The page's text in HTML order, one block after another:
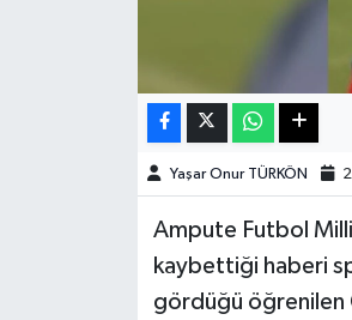
Yaşar Onur TÜRKÖN
Ampute Futbol Milli
kaybettiği haberi
gördüğü öğrenilen
SürManşet
Teknoloji
KAHRAMANMARAŞ